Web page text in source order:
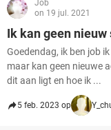
Job
on 19 jul. 2021
Ik kan geen
Goedendag, ik ben job
maar kan geen nieuwe
dit aan ligt en hoe ik ...
5 feb. 2023 op